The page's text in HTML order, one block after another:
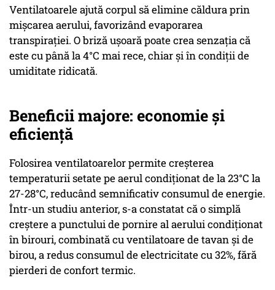
Ventilatoarele ajută corpul să elimine căldura prin
mișcarea aerului, favorizând evaporarea
transpirației. O briză ușoară poate crea senzația că
este cu până la 4°C mai rece, chiar și în condiții de
umiditate ridicată.
Beneficii majore: economie și
eficiență
Folosirea ventilatoarelor permite creșterea
temperaturii setate pe aerul condiționat de la 23°C la
27-28°C, reducând semnificativ consumul de energie.
Într-un studiu anterior, s-a constatat că o simplă
creștere a punctului de pornire al aerului condiționat
în birouri, combinată cu ventilatoare de tavan și de
birou, a redus consumul de electricitate cu 32%, fără
pierderi de confort termic.